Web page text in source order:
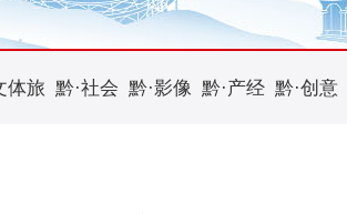
体旅 黔·社会 黔·影像 黔·产经 黔·创意